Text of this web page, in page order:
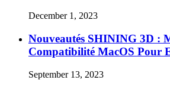
December 1, 2023
Nouveautés SHINING 3D :
Compatibilité MacOS Pour
September 13, 2023